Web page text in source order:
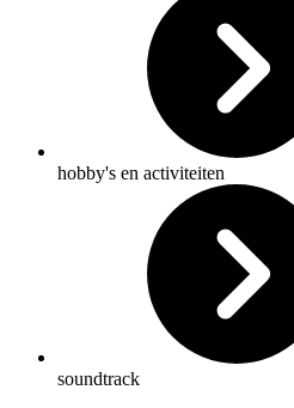
hobby's en activiteiten
soundtrack